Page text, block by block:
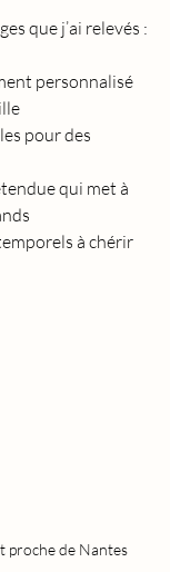
que j’ai relevés :
personnalisé
pour des
qui met à
à chérir
proche de Nantes